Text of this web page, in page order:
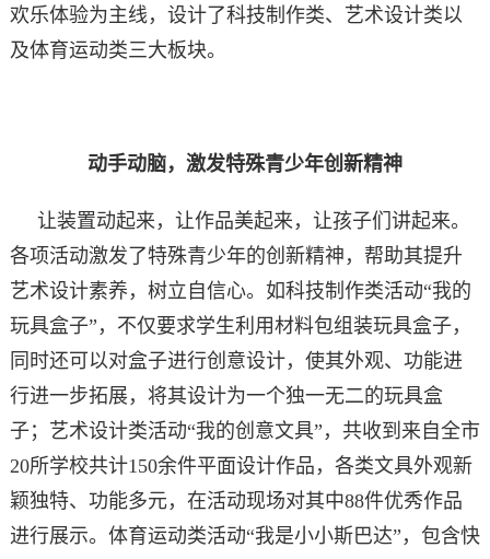
欢乐体验为主线，设计了科技制作类、艺术设计类以
及体育运动类三大板块。
动手动脑，激发特殊青少年创新精神
让装置动起来，让作品美起来，让孩子们讲起来。
各项活动激发了特殊青少年的创新精神，帮助其提升
艺术设计素养，树立自信心。如科技制作类活动“我的
玩具盒子”，不仅要求学生利用材料包组装玩具盒子，
同时还可以对盒子进行创意设计，使其外观、功能进
行进一步拓展，将其设计为一个独一无二的玩具盒
子；艺术设计类活动“我的创意文具”，共收到来自全市
20所学校共计150余件平面设计作品，各类文具外观新
颖独特、功能多元，在活动现场对其中88件优秀作品
进行展示。体育运动类活动“我是小小斯巴达”，包含快